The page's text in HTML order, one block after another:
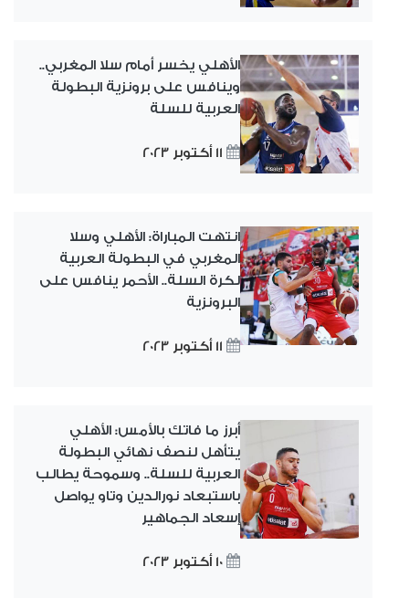
الأهلي يخسر أمام سلا المغربي..
وينافس على برونزية البطولة
العربية للسلة
11 أكتوبر 2023
انتهت المباراة: الأهلي وسلا
المغربي في البطولة العربية
لكرة السلة.. الأحمر ينافس على
البرونزية
11 أكتوبر 2023
أبرز ما فاتك بالأمس: الأهلي
يتأهل لنصف نهائي البطولة
العربية للسلة.. وسموحة يطالب
باستبعاد نورالدين وتاو يواصل
إسعاد الجماهير
10 أكتوبر 2023